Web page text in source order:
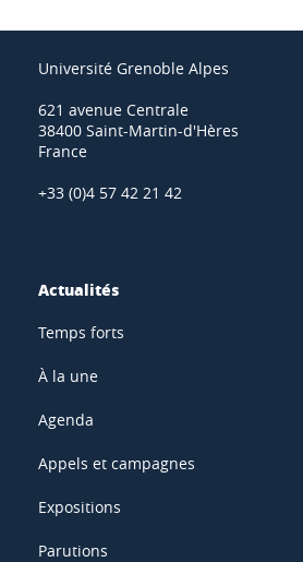
Université Grenoble Alpes
621 avenue Centrale
38400 Saint-Martin-d'Hères
France
+33 (0)4 57 42 21 42
Actualités
Temps forts
À la une
Agenda
Appels et campagnes
Expositions
Parutions